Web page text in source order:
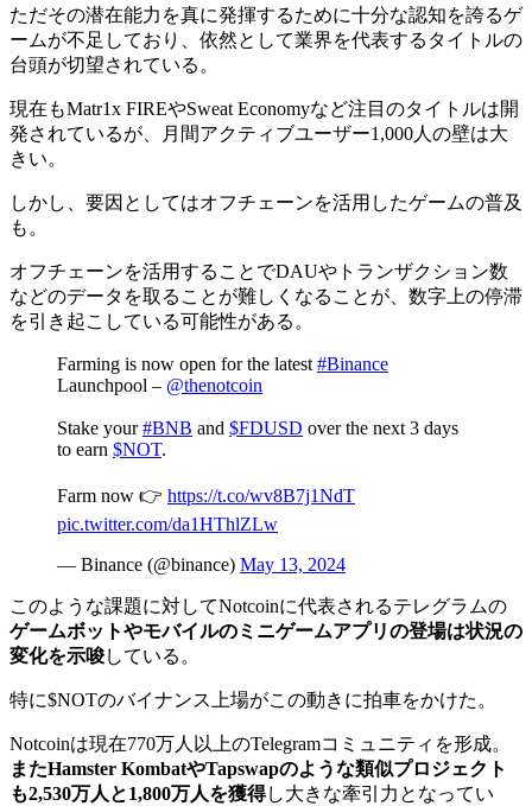
ただその潜在能力を真に発揮するために十分な認知を誇るゲ
ームが不足しており、依然として業界を代表するタイトルの
台頭が切望されている。
現在もMatr1x FIREやSweat Economyなど注目のタイトルは開
発されているが、
月間アクティブユーザー1,000人の壁は大
きい。
しかし、要因としてはオフチェーンを活用したゲームの普及
も。
オフチェーンを活用することでDAUやトランザクション数
などのデータを取ることが難しくなることが、数字上の停滞
を引き起こしている可能性がある。
Farming is now open for the latest #Binance
Launchpool – @thenotcoin
Stake your#BNB and $FDUSD over the next 3 days
to earn $NOT.
Farm now 👉 https://t.co/wv8B7j1NdT
pic.twitter.com/da1HThlZLw
— Binance (@binance) May 13, 2024
このような課題に対してNotcoinに代表されるテレグラムの
ゲームボットやモバイルのミニゲームアプリの登場は状況の
変化を示唆している。
特に$NOTのバイナンス上場がこの動きに拍車をかけた。
Notcoinは現在770万人以上のTelegramコミュニティを形成。
またHamster KombatやTapswapのような類似プロジェクト
も2,530万人と1,800万人を獲得し大きな牽引力となってい